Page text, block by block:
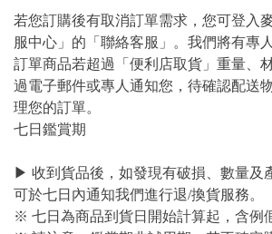
若您訂購後有取消訂單需求，您可登入
服中心」的「聯絡客服」。我們將有專
訂單商品若超過「便利店取貨」重量、
過電子郵件或專人通知您，待確認配送
理您的訂單。
七日鑑賞期
▶ 收到貨品後，如發現有破損、數量及
可於七日內通知我們進行退/換貨服務。
※ 七日為商品到貨日開始計算起，含例